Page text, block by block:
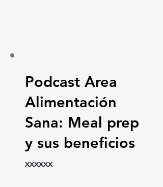
Podcast Area
Alimentación
Sana: Meal prep
y sus beneficios
xxxxxx